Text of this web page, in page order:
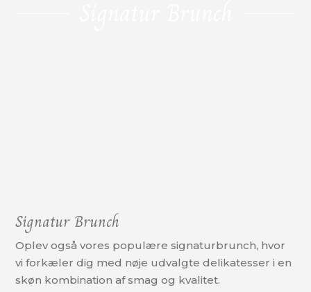
Signatur Brunch
Oplev også vores populære signaturbrunch, hvor
vi forkæler dig med nøje udvalgte delikatesser i en
skøn kombination af smag og kvalitet.